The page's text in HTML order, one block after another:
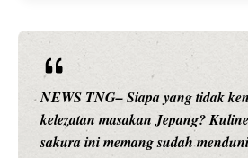
NEWS TNG– Siapa sangka, dua
hiburan, Nunung Srimulat dan
merambah dunia kuliner dengan ...